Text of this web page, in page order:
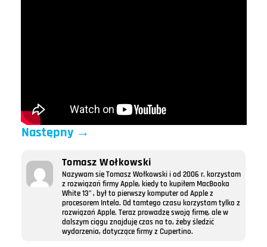
Następny→
Tomasz Wołkowski
Nazywam się Tomasz Wołkowski i od 2006 r. korzystam
z rozwiązań firmy Apple, kiedy to kupiłem MacBooka
White 13" , był to pierwszy komputer od Apple z
procesorem Intela. Od tamtego czasu korzystam tylko z
rozwiązań Apple. Teraz prowadzę swoją firmę, ale w
dalszym ciągu znajduję czas na to, żeby śledzić
wydarzenia, dotyczące firmy z Cupertino.